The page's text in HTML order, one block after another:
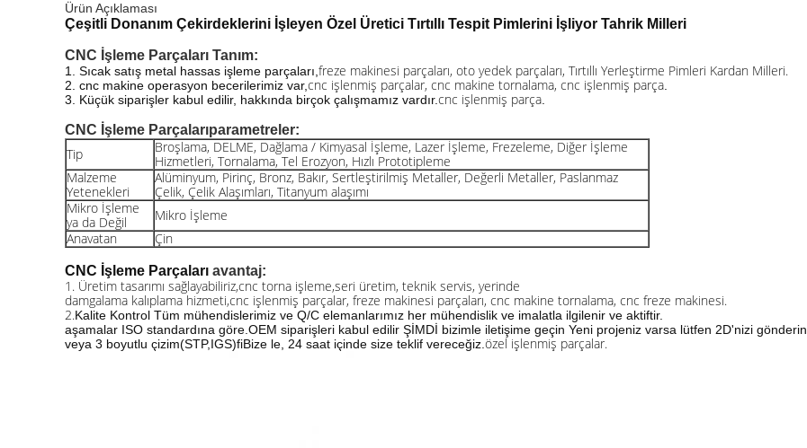
Ürün Açıklaması
Çeşitli Donanım Çekirdeklerini İşleyen Özel Üretici Tırtıllı Tespit Pimlerini İşliyor Tahrik Milleri
CNC İşleme Parçaları Tanım:
1. Sıcak satış metal hassas işleme parçaları, freze makinesi parçaları, oto yedek parçaları, Tırtıllı Yerleştirme Pimleri Kardan Milleri.
2. cnc makine operasyon becerilerimiz var,cnc işlenmiş parçalar, cnc makine tornalama, cnc işlenmiş parça
3. Küçük siparişler kabul edilir, hakkında birçok çalışmamız vardır.cnc işlenmiş parça
CNC İşleme Parçalarıparametreler:
Tip
Broşlama, DELME, Dağlama / Kimyasal İşleme, Lazer İşleme, Frezeleme, Diğer İşleme
Hizmetleri, Tornalama, Tel Erozyon, Hızlı Prototipleme
Malzeme
Yetenekleri
Alüminyum, Pirinç, Bronz, Bakır, Sertleştirilmiş Metaller, Değerli Metaller, Paslanmaz
Çelik, Çelik Alaşımları, Titanyum alaşımı
Mikro İşleme
ya da Değil
Mikro İşleme
Anavatan
Çin
CNC İşleme Parçaları avantaj:
1. Üretim tasarımı sağlayabiliriz,cnc torna işleme,seri üretim, teknik servis, yerinde
damgalama kalıplama hizmeti,cnc işlenmiş parçalar, freze makinesi parçaları, cnc makine tornalama, cnc freze makinesi.
2.Kalite Kontrol Tüm mühendislerimiz ve Q/C elemanlarımız her mühendislik ve imalatla ilgilenir ve aktiftir.
aşamalar ISO standardına göre.OEM siparişleri kabul edilir ŞİMDİ bizimle iletişime geçin Yeni projeniz varsa lütfen 2D'nizi gönderin
veya 3 boyutlu çizim(STP,IGS)fiBize le, 24 saat içinde size teklif vereceğiz. özel işlenmiş parçalar.